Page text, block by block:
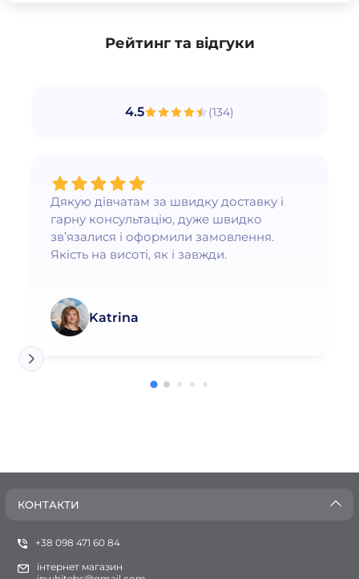
Рейтинг та відгуки
4.5 (134)
Дякую дівчатам за швидку доставку і
гарну консультацію, дуже швидко
зв’язалися і оформили замовлення.
Якість на висоті, як і завжди.
Katrina
КОНТАКТИ
+38 098 471 60 84
інтернет магазин